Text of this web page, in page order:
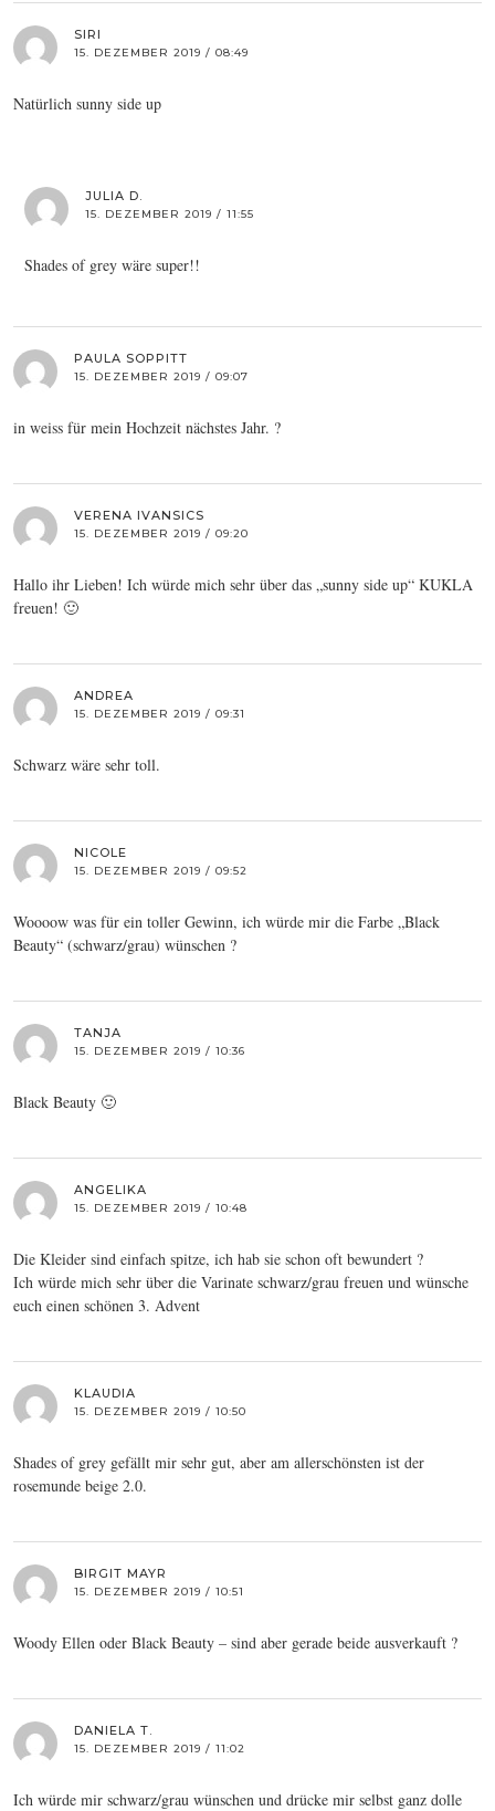
SIRI
15. DEZEMBER 2019 / 08:49
Natürlich sunny side up
JULIA D.
15. DEZEMBER 2019 / 11:55
Shades of grey wäre super!!
PAULA SOPPITT
15. DEZEMBER 2019 / 09:07
in weiss für mein Hochzeit nächstes Jahr. ?
VERENA IVANSICS
15. DEZEMBER 2019 / 09:20
Hallo ihr Lieben! Ich würde mich sehr über das „sunny side up“ KUKLA
freuen! 🙂
ANDREA
15. DEZEMBER 2019 / 09:31
Schwarz wäre sehr toll.
NICOLE
15. DEZEMBER 2019 / 09:52
Woooow was für ein toller Gewinn, ich würde mir die Farbe „Black
Beauty“ (schwarz/grau) wünschen ?
TANJA
15. DEZEMBER 2019 / 10:36
Black Beauty 🙂
ANGELIKA
15. DEZEMBER 2019 / 10:48
Die Kleider sind einfach spitze, ich hab sie schon oft bewundert ?
Ich würde mich sehr über die Varinate schwarz/grau freuen und wünsche
euch einen schönen 3. Advent
KLAUDIA
15. DEZEMBER 2019 / 10:50
Shades of grey gefällt mir sehr gut, aber am allerschönsten ist der
rosemunde beige 2.0.
BIRGIT MAYR
15. DEZEMBER 2019 / 10:51
Woody Ellen oder Black Beauty – sind aber gerade beide ausverkauft ?
DANIELA T.
15. DEZEMBER 2019 / 11:02
Ich würde mir schwarz/grau wünschen und drücke mir selbst ganz dolle